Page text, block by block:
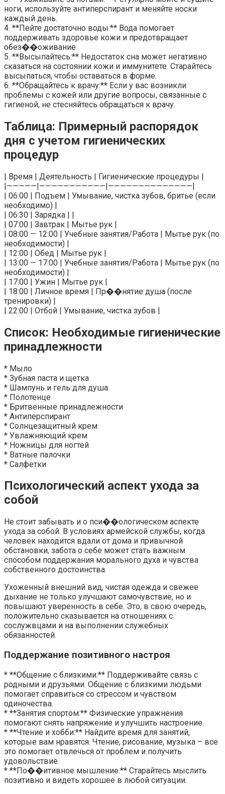
ноги, используйте антиперспирант и меняйте носки
каждый день.
4. **Пейте достаточно воды:** Вода помогает
поддерживать здоровье кожи и предотвращает
обез��оживание.
5. **Высыпайтесь:** Недостаток сна может негативно
сказаться на состоянии кожи и иммунитете. Старайтесь
высыпаться, чтобы оставаться в форме.
6. **Обращайтесь к врачу:** Если у вас возникли
проблемы с кожей или другие вопросы, связанные с
гигиеной, не стесняйтесь обращаться к врачу.
Таблица: Примерный распорядок
дня с учетом гигиенических
процедур
| Время | Деятельность | Гигиенические процедуры |
|—————|———————————|——————————————|
| 06:00 | Подъем | Умывание, чистка зубов, бритье (если
необходимо) |
| 06:30 | Зарядка | |
| 07:00 | Завтрак | Мытье рук |
| 08:00 — 12:00 | Учебные занятия/Работа | Мытье рук (по
необходимости) |
| 12:00 | Обед | Мытье рук |
| 13:00 — 17:00 | Учебные занятия/Работа | Мытье рук (по
необходимости) |
| 17:00 | Ужин | Мытье рук |
| 18:00 | Личное время | Пр��нятие душа (после
тренировки) |
| 22:00 | Отбой | Умывание, чистка зубов |
Список: Необходимые гигиенические
принадлежности
* Мыло
* Зубная паста и щетка
* Шампунь и гель для душа
* Полотенце
* Бритвенные принадлежности
* Антиперспирант
* Солнцезащитный крем
* Увлажняющий крем
* Ножницы для ногтей
* Ватные палочки
* Салфетки
Психологический аспект ухода за
собой
Не стоит забывать и о пси��ологическом аспекте
ухода за собой. В условиях армейской службы, когда
человек находится вдали от дома и привычной
обстановки, забота о себе может стать важным
способом поддержания морального духа и чувства
собственного достоинства.
Ухоженный внешний вид, чистая одежда и свежее
дыхание не только улучшают самочувствие, но и
повышают уверенность в себе. Это, в свою очередь,
положительно сказывается на отношениях с
сослужвцами и на выполнении служебных
обязанностей.
Поддержание позитивного настроя
* **Общение с близкими:** Поддерживайте связь с
родными и друзьями. Общение с близкими людьми
помогает справиться со стрессом и чувством
одиночества.
* **Занятия спортом:** Физические упражнения
помогают снять напряжение и улучшить настроение.
* **Чтение и хобби:** Найдите время для занятий,
которые вам нравятся. Чтение, рисование, музыка – все
это помогает отвлечься от проблем и получить
удовольствие.
* **По��итивное мышление:** Старайтесь мыслить
позитивно и видеть хорошее в любой ситуации.